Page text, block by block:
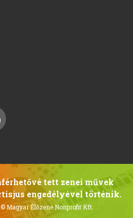
tett zenei művek
engedélyével történik.
© Magyar Élőzene Nonprofit Kft.